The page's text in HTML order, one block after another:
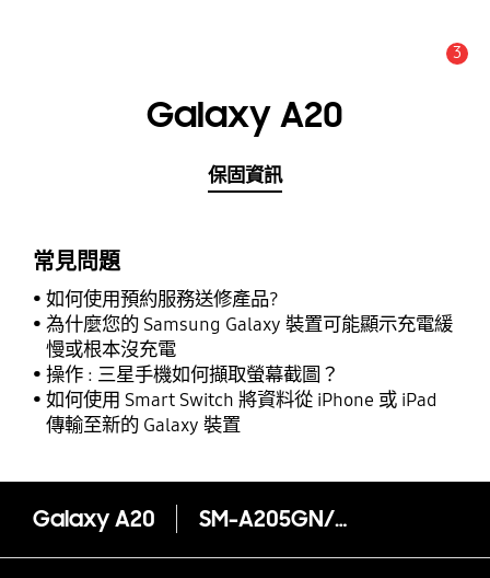
3
Galaxy A20
保固資訊
常見問題
如何使用預約服務送修產品?
為什麼您的 Samsung Galaxy 裝置可能顯示充電緩
慢或根本沒充電
操作 : 三星手機如何擷取螢幕截圖？
如何使用 Smart Switch 將資料從 iPhone 或 iPad
傳輸至新的 Galaxy 裝置
Galaxy A20 SM-A205GN/DS